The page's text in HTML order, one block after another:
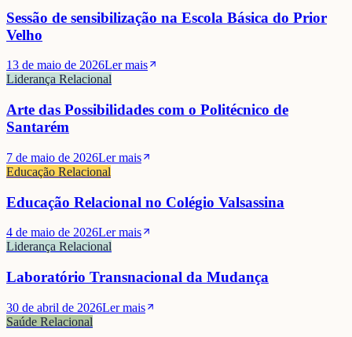
Sessão de sensibilização na Escola Básica do Prior
Velho
13 de maio de 2026Ler mais
Liderança Relacional
Arte das Possibilidades com o Politécnico de
Santarém
7 de maio de 2026Ler mais
Educação Relacional
Educação Relacional no Colégio Valsassina
4 de maio de 2026Ler mais
Liderança Relacional
Laboratório Transnacional da Mudança
30 de abril de 2026Ler mais
Saúde Relacional